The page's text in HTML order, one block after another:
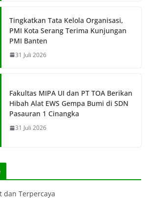
Tingkatkan Tata Kelola Organisasi,
PMI Kota Serang Terima Kunjungan
PMI Banten
31 Juli 2026
Fakultas MIPA UI dan PT TOA Berikan
Hibah Alat EWS Gempa Bumi di SDN
Pasauran 1 Cinangka
31 Juli 2026
dan Terpercaya